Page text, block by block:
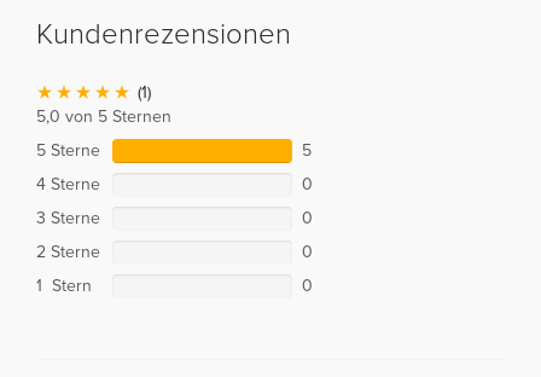
Kundenrezensionen
(1)
5,0 von 5 Sternen
5 Sterne
5
4 Sterne
0
3 Sterne
0
2 Sterne
0
1 Stern
0